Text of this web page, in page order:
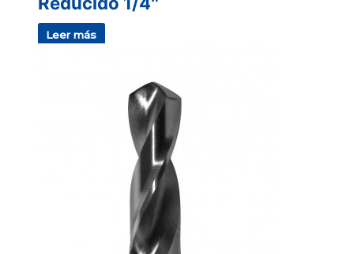
Leer más